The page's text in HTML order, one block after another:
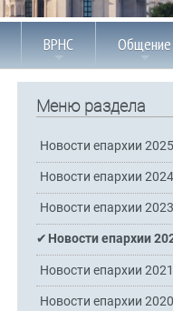
ВРНС Общение
Меню раздела
Новости епархии 2025
Новости епархии 2024
Новости епархии 2023
Новости епархии
Новости епархии 2021
Новости епархии 2020